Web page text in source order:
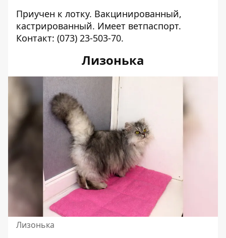
Приучен к лотку. Вакцинированный,
кастрированный. Имеет ветпаспорт.
Контакт: (073) 23-503-70.
Лизонька
Лизонька